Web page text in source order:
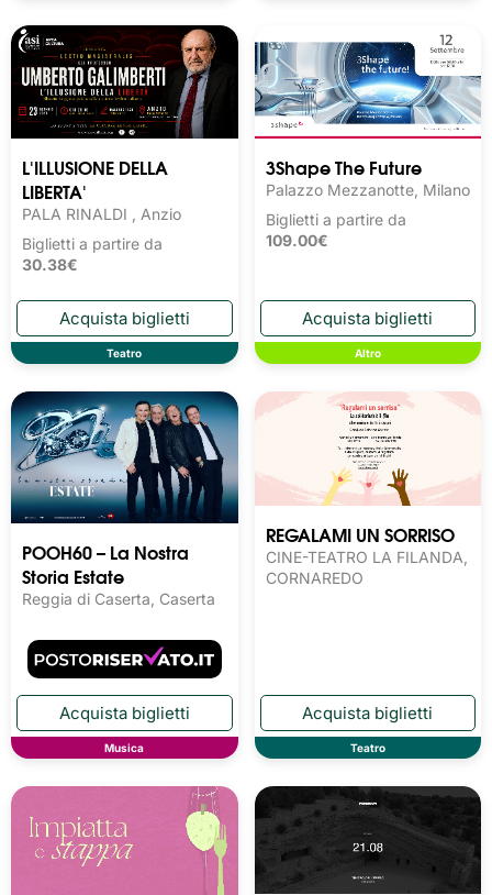
L'ILLUSIONE DELLA
LIBERTA'
PALA RINALDI , Anzio
Biglietti a partire da
30.38€
Teatro
3Shape The Future
Palazzo Mezzanotte, Milano
Biglietti a partire da
109.00€
Altro
POOH60 – La Nostra
Storia Estate
Reggia di Caserta, Caserta
Musica
REGALAMI UN SORRISO
CINE-TEATRO LA FILANDA,
CORNAREDO
Teatro